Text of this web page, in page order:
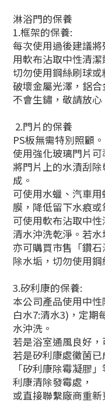
淋浴門的保養
1.框架的保養:
每次使用過後建議
用軟布沾取中性清
切勿使用鋼絲刷球
破壞金屬光澤，鋁
不會生鏽，敬請放心
2.門片的保養
PS板無需特別照顧。
使用強化玻璃門片
將門片上的水漬刮
成。
可使用水蠟、汽車
膜，降低留下水痕或
可使用軟布沾取中
清水沖洗乾淨。若水
亦可購買市售「鑽
除水垢，切勿使用
3.矽利康的保養:
本公司產品使用中
白水7:清水3)，定期
水沖洗。
若是浴室通風良好
若是矽利康處黴菌
「矽利康除霉凝膠
利康清除發霉處，
或直接聯繫廠商重新